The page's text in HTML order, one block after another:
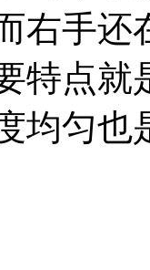
右手
特点
均匀也